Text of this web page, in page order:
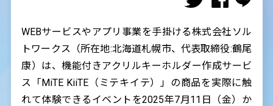
WEBサービスやアプリ事業を手掛ける株式会社ソル
トワークス（所在地:北海道札幌市、代表取締役:鶴尾
康）は、機能付きアクリルキーホルダー作成サービ
ス「MiTE KiiTE（ミテキイテ）」の商品を実際に触
れて体験できるイベントを2025年7月11日（金）か